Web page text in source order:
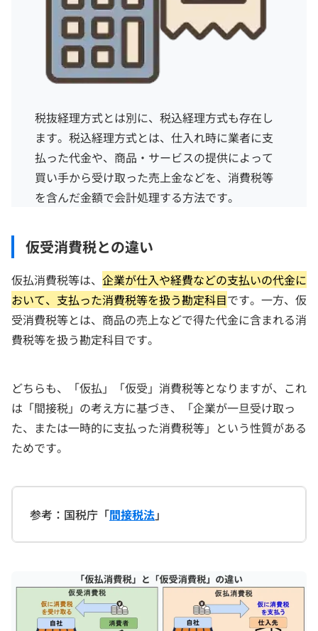
税抜経理方式とは別に、税込経理方式も存在し
ます。税込経理方式とは、仕入れ時に業者に支
払った代金や、商品・サービスの提供によって
買い手から受け取った売上金などを、消費税等
を含んだ金額で会計処理する方法です。
仮受消費税との違い
仮払消費税等は、 企業が仕入や経費などの支払いの代金に
おいて、支払った消費税等を扱う勘定科目です。一方、仮
受消費税等とは、商品の売上などで得た代金に含まれる消
費税等を扱う勘定科目です。
どちらも、「仮払」「仮受」消費税等となりますが、これ
は「間接税」の考え方に基づき、「企業が一旦受け取っ
た、または一時的に支払った消費税等」という性質がある
ためです。
参考：国税庁「間接税法」